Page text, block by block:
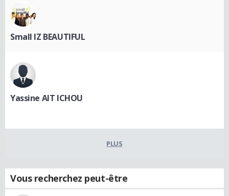
Small IZ BEAUTIFUL
Yassine AIT ICHOU
PLUS
Vous recherchez peut-être